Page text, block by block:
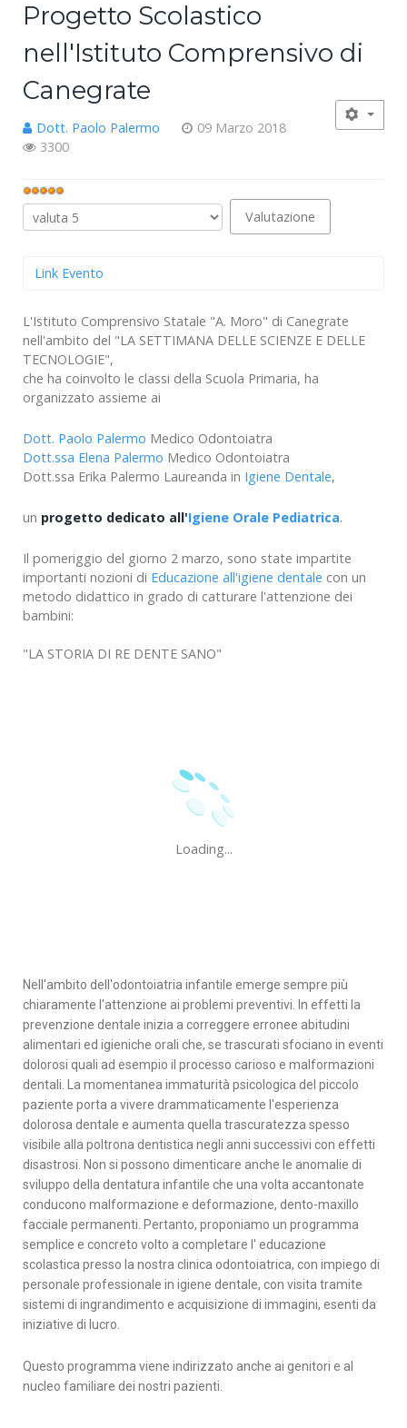
Progetto Scolastico
nell'Istituto Comprensivo di
Canegrate
Dott. Paolo Palermo
09 Marzo 2018
3300
Valutazione
attuale:5/5
Valuta
Link Evento
L'Istituto Comprensivo Statale "A. Moro" di Canegrate
nell'ambito del "LA SETTIMANA DELLE SCIENZE E DELLE
TECNOLOGIE",
che ha coinvolto le classi della Scuola Primaria, ha
organizzato assieme ai
Dott. Paolo Palermo Medico Odontoiatra
Dott.ssa Elena Palermo Medico Odontoiatra
Dott.ssa Erika Palermo Laureanda in Igiene Dentale,
un progetto dedicato all'Igiene Orale Pediatrica.
Il pomeriggio del giorno 2 marzo, sono state impartite
importanti nozioni di Educazione all'igiene dentale con un
metodo didattico in grado di catturare l'attenzione dei
bambini:
"LA STORIA DI RE DENTE SANO"
Loading...
Nell'ambito dell'odontoiatria infantile emerge sempre più
chiaramente l'attenzione ai problemi preventivi. In effetti la
prevenzione dentale inizia a correggere erronee abitudini
alimentari ed igieniche orali che, se trascurati sfociano in eventi
dolorosi quali ad esempio il processo carioso e malformazioni
dentali. La momentanea immaturità psicologica del piccolo
paziente porta a vivere drammaticamente l'esperienza
dolorosa dentale e aumenta quella trascuratezza spesso
visibile alla poltrona dentistica negli anni successivi con effetti
disastrosi. Non si possono dimenticare anche le anomalie di
sviluppo della dentatura infantile che una volta accantonate
conducono malformazione e deformazione, dento-maxillo
facciale permanenti. Pertanto, proponiamo un programma
semplice e concreto volto a completare l' educazione
scolastica presso la nostra clinica odontoiatrica, con impiego di
personale professionale in igiene dentale, con visita tramite
sistemi di ingrandimento e acquisizione di immagini, esenti da
iniziative di lucro.
Questo programma viene indirizzato anche ai genitori e al
nucleo familiare dei nostri pazienti.